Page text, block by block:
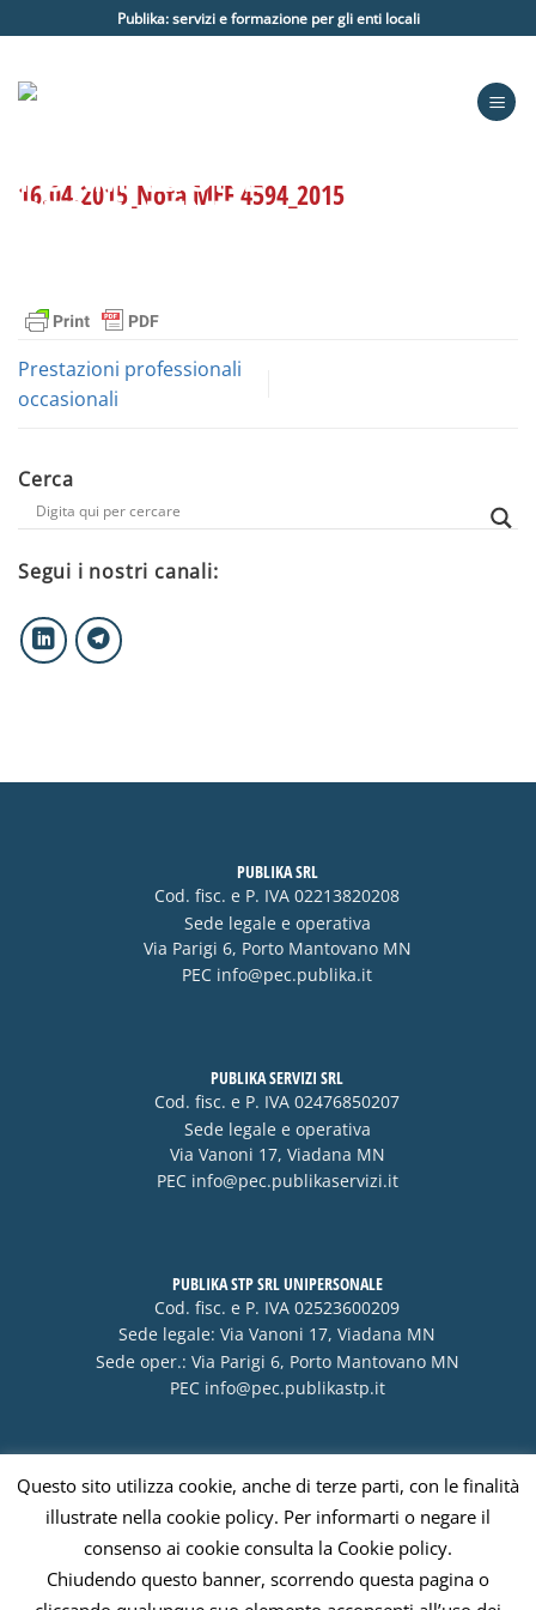
ai
Publika: servizi e formazione per gli enti locali
16.04.2015_Nota MEF 4594_2015
Prestazioni professionali
occasionali
Cerca
Segui i nostri canali:
PUBLIKA SRL
Cod. fisc. e P. IVA 02213820208
Sede legale e operativa
Via Parigi 6, Porto Mantovano MN
PEC info@pec.publika.it
PUBLIKA SERVIZI SRL
Cod. fisc. e P. IVA 02476850207
Sede legale e operativa
Via Vanoni 17, Viadana MN
PEC info@pec.publikaservizi.it
PUBLIKA STP SRL UNIPERSONALE
Cod. fisc. e P. IVA 02523600209
Sede legale: Via Vanoni 17, Viadana MN
Sede oper.: Via Parigi 6, Porto Mantovano MN
PEC info@pec.publikastp.it
Visa PayPal Stripe MasterCardCash
On
Delivery
Questo sito utilizza cookie, anche di terze parti, con le finalità
illustrate nella cookie policy. Per informarti o negare il
consenso ai cookie consulta la Cookie policy.
Chiudendo questo banner, scorrendo questa pagina o